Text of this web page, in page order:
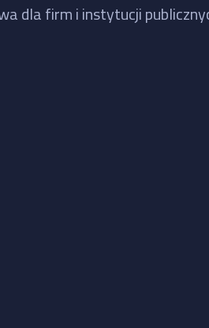
dla firm i instytucji